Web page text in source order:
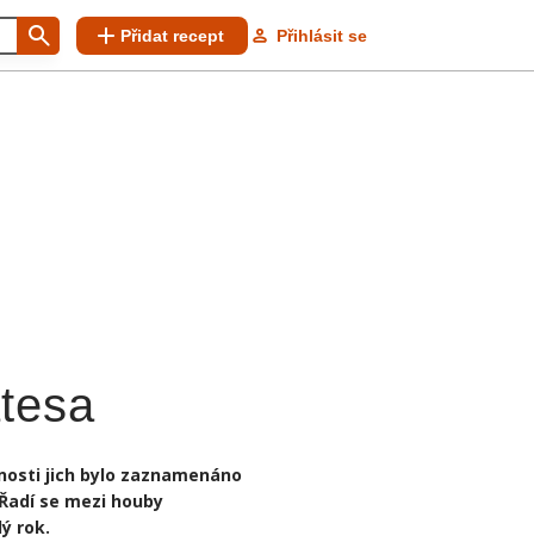
Přidat recept Přihlásit se
jich bylo zaznamenáno
se mezi houby
rok.